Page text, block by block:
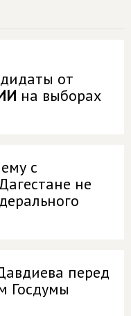
от
на выборах
с
не
перед
Госдумы